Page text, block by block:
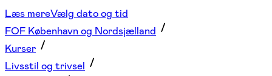
Læs mereVælg dato og tid
FOF København og Nordsjælland
Kurser
Livsstil og trivsel